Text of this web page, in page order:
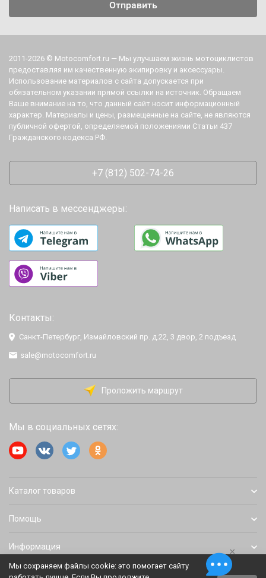
2011-2026 © Motocomfort.ru — Мы улучшаем жизнь мотоциклистов
предоставляя им качественную экипировку и аксессуары.
Использование материалов с сайта допускается при
обязательном указании прямой ссылки на источник. Обращаем
Ваше внимание на то, что данный сайт носит информационный
характер. Материалы и цены, размещенные на сайте, не являются
публичной офертой, определяемой положениями Статьи 437
Гражданского кодекса РФ.
+7 (812) 502-74-26
Написать в мессенджеры:
Контакты:
Санкт-Петербург, Измайловский пр. д.22, 3 двор, 2 подъезд
sale@motocomfort.ru
Проложить маршрут
Мы в социальных сетях:
Каталог товаров
Помощь
Информация
Мы сохраняем файлы cookie: это помогает сайту
×